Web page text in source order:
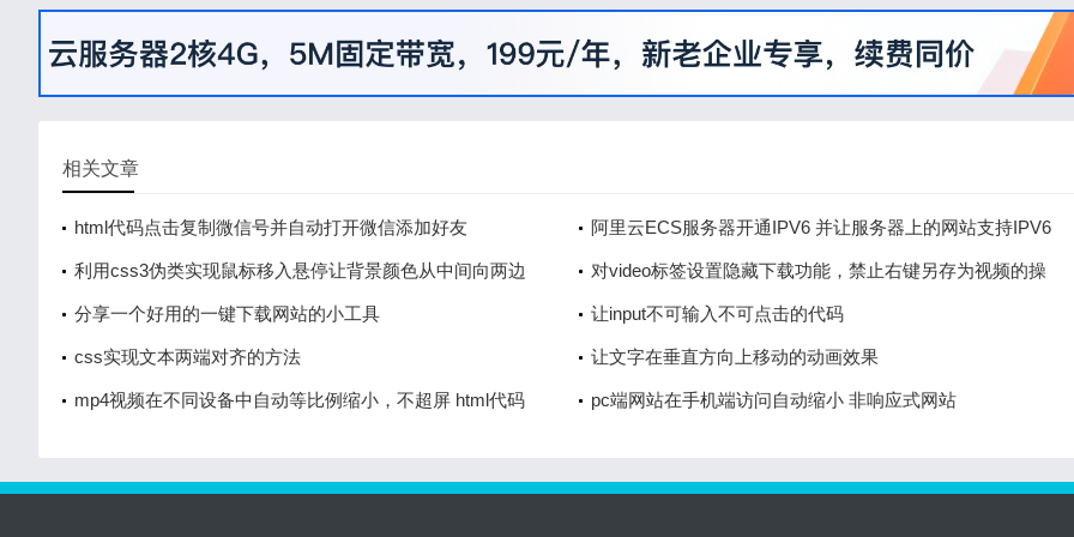
相关文章
html代码点击复制微信号并自动打开微信添加好友 阿里云ECS服务器开通IPV6 并让服务器上的网站支持IPV6
网络访问
利用css3伪类实现鼠标移入悬停让背景颜色从中间向两边
逐渐延伸展开
对video标签设置隐藏下载功能，禁止右键另存为视频的操
作
分享一个好用的一键下载网站的小工具 让input不可输入不可点击的代码
css实现文本两端对齐的方法 让文字在垂直方向上移动的动画效果
mp4视频在不同设备中自动等比例缩小，不超屏 html代码 pc端网站在手机端访问自动缩小 非响应式网站